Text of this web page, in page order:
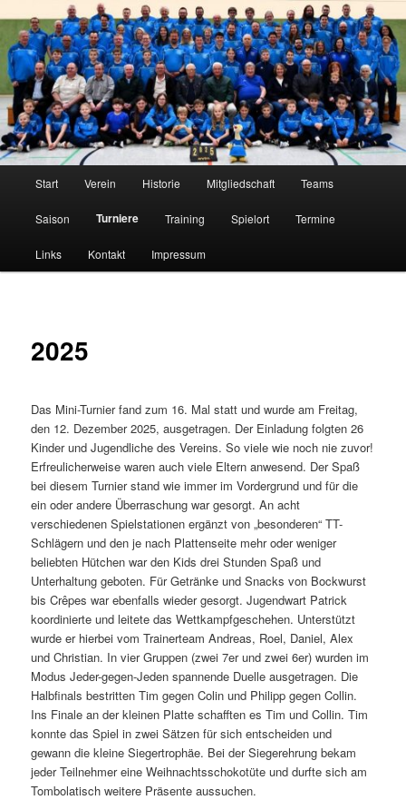
primären
Inhalt
springenTTC Edelweiß Klein Elbe
Tischtennis im Innerstetal seit 1950
Start Verein Historie Mitgliedschaft Teams
Saison Turniere Training Spielort Termine
Links Kontakt Impressum
2025
Das Mini-Turnier fand zum 16. Mal statt und wurde am Freitag,
den 12. Dezember 2025, ausgetragen. Der Einladung folgten 26
Kinder und Jugendliche des Vereins. So viele wie noch nie zuvor!
Erfreulicherweise waren auch viele Eltern anwesend. Der Spaß
bei diesem Turnier stand wie immer im Vordergrund und für die
ein oder andere Überraschung war gesorgt. An acht
verschiedenen Spielstationen ergänzt von „besonderen“ TT-
Schlägern und den je nach Plattenseite mehr oder weniger
beliebten Hütchen war den Kids drei Stunden Spaß und
Unterhaltung geboten. Für Getränke und Snacks von Bockwurst
bis Crêpes war ebenfalls wieder gesorgt. Jugendwart Patrick
koordinierte und leitete das Wettkampfgeschehen. Unterstützt
wurde er hierbei vom Trainerteam Andreas, Roel, Daniel, Alex
und Christian. In vier Gruppen (zwei 7er und zwei 6er) wurden im
Modus Jeder-gegen-Jeden spannende Duelle ausgetragen. Die
Halbfinals bestritten Tim gegen Colin und Philipp gegen Collin.
Ins Finale an der kleinen Platte schafften es Tim und Collin. Tim
konnte das Spiel in zwei Sätzen für sich entscheiden und
gewann die kleine Siegertrophäe. Bei der Siegerehrung bekam
jeder Teilnehmer eine Weihnachtsschokotüte und durfte sich am
Tombolatisch weitere Präsente aussuchen.